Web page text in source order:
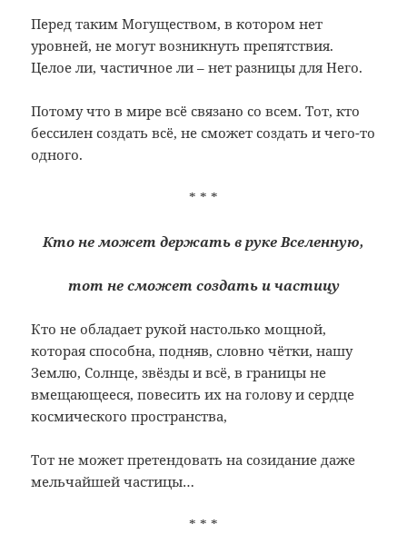
Перед таким Могуществом, в котором нет
уровней, не могут возникнуть препятствия.
Целое ли, частичное ли – нет разницы для Него.
Потому что в мире всё связано со всем. Тот, кто
бессилен создать всё, не сможет создать и чего-то
одного.
* * *
Кто не может держать в руке Вселенную,
тот не сможет создать и частицу
Кто не обладает рукой настолько мощной,
которая способна, подняв, словно чётки, нашу
Землю, Солнце, звёзды и всё, в границы не
вмещающееся, повесить их на голову и сердце
космического пространства,
Тот не может претендовать на созидание даже
мельчайшей частицы…
* * *